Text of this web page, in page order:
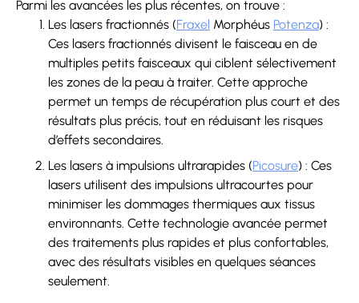
Parmi les avancées les plus récentes, on trouve :
Les lasers fractionnés (Fraxel Morphéus Potenza) :
Ces lasers fractionnés divisent le faisceau en de
multiples petits faisceaux qui ciblent sélectivement
les zones de la peau à traiter. Cette approche
permet un temps de récupération plus court et des
résultats plus précis, tout en réduisant les risques
d’effets secondaires.
Les lasers à impulsions ultrarapides (Picosure) : Ces
lasers utilisent des impulsions ultracourtes pour
minimiser les dommages thermiques aux tissus
environnants. Cette technologie avancée permet
des traitements plus rapides et plus confortables,
avec des résultats visibles en quelques séances
seulement.